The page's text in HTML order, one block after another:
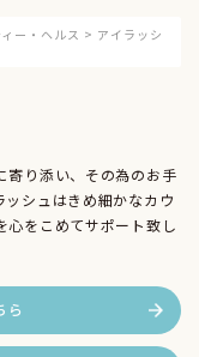
ィー・ヘルス > アイラッシ
寄り添い、その為のお手
シュはきめ細かなカウ
心をこめてサポート致し
ら